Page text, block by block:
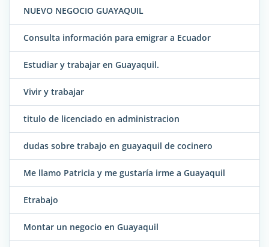
NUEVO NEGOCIO GUAYAQUIL
Consulta información para emigrar a Ecuador
Estudiar y trabajar en Guayaquil.
Vivir y trabajar
titulo de licenciado en administracion
dudas sobre trabajo en guayaquil de cocinero
Me llamo Patricia y me gustaría irme a Guayaquil
Etrabajo
Montar un negocio en Guayaquil